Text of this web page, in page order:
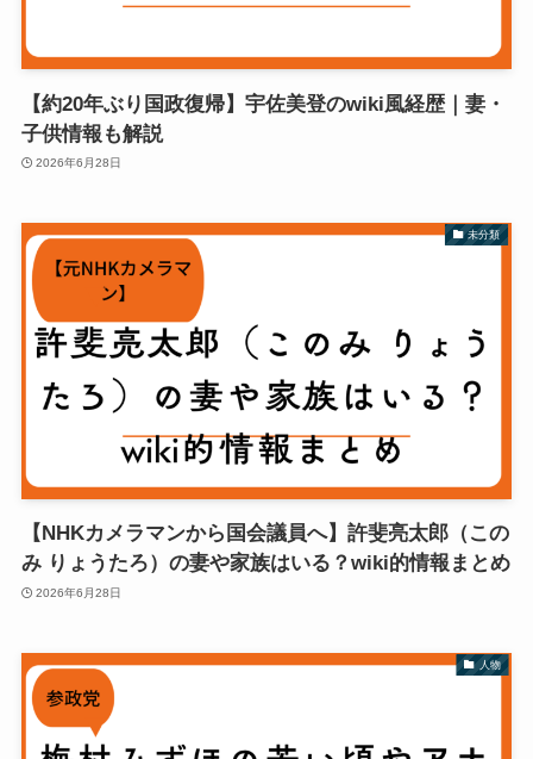
【約20年ぶり国政復帰】宇佐美登のwiki風経歴｜妻・
子供情報も解説
2026年6月28日
未分類
【NHKカメラマンから国会議員へ】許斐亮太郎（この
み りょうたろ）の妻や家族はいる？wiki的情報まとめ
2026年6月28日
人物